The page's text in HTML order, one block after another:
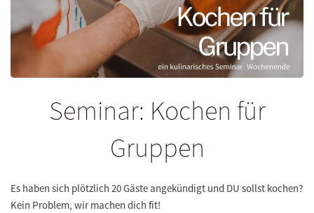
Seminar: Kochen für
Gruppen
Es haben sich plötzlich 20 Gäste angekündigt und DU sollst kochen?
Kein Problem, wir machen dich fit!